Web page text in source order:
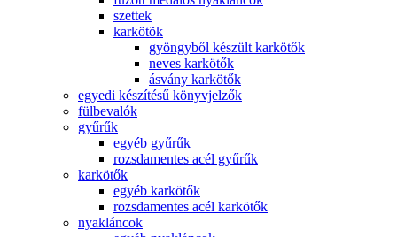
szettek
karkötõk
gyöngyből készült karkötők
neves karkötők
ásvány karkötők
egyedi készítésű könyvjelzők
fülbevalók
gyűrűk
egyéb gyűrűk
rozsdamentes acél gyűrűk
karkötők
egyéb karkötők
rozsdamentes acél karkötők
nyakláncok